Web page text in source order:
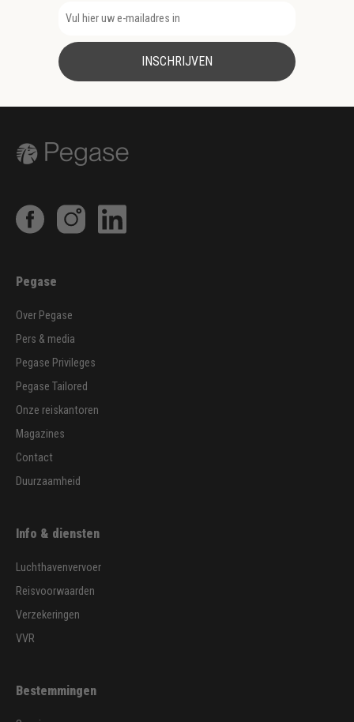
INSCHRIJVEN
Pegase
Over Pegase
Pers & media
Pegase Privileges
Pegase Tailored
Onze reiskantoren
Magazines
Contact
Duurzaamheid
Info & diensten
Luchthavenvervoer
Reisvoorwaarden
Verzekeringen
VVR
Bestemmingen